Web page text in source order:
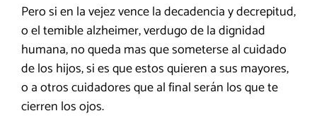
Pero si en la vejez vence la decadencia y decrepitud,
o el temible alzheimer, verdugo de la dignidad
humana, no queda mas que someterse al cuidado
de los hijos, si es que estos quieren a sus mayores,
o a otros cuidadores que al final serán los que te
cierren los ojos.